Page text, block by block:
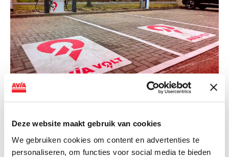
Deze website maakt gebruik van cookies
We gebruiken cookies om content en advertenties te
personaliseren, om functies voor social media te bieden
NIEUWS
landelijke uitrol van DC-
snellaadinfrastructuur